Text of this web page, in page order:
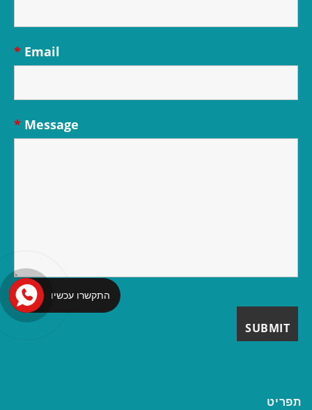
Email
*
Message
*
תפריט
התקשרו עכשיו